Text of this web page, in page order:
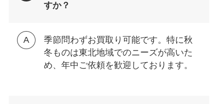
すか？
季節問わずお買取り可能です。特に秋
冬ものは東北地域でのニーズが高いた
め、年中ご依頼を歓迎しております。